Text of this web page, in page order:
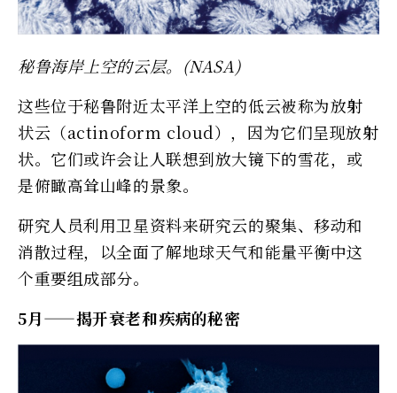
秘鲁海岸上空的云层。(NASA)
这些位于秘鲁附近太平洋上空的低云被称为放射
状云（actinoform cloud），因为它们呈现放射
状。它们或许会让人联想到放大镜下的雪花，或
是俯瞰高耸山峰的景象。
研究人员利用卫星资料来研究云的聚集、移动和
消散过程，以全面了解地球天气和能量平衡中这
个重要组成部分。
5月——揭开衰老和疾病的秘密